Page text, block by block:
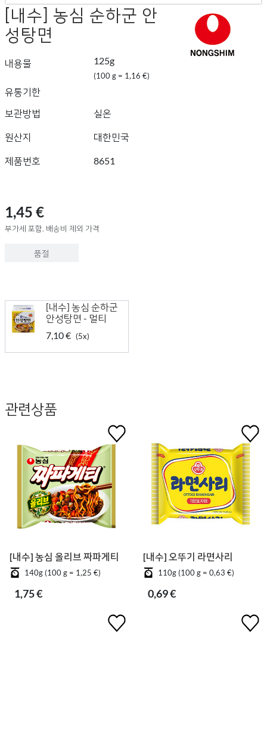
[내수] 농심 순하군 안
성탕면
내용물 125g
(100 g = 1,16 €)
유통기한
보관방법
실온
원산지 대한민국
제품번호 8651
1,45 €
부가세 포함, 배송비 제외 가격
품절
[내수] 농심 순하군
안성탕면 - 멀티
7,10 € (5x)
관련상품
[내수] 농심 올리브 짜파게티
140g (100 g = 1,25 €)
1,75 €
[내수] 오뚜기 라면사리
110g (100 g = 0,63 €)
0,69 €